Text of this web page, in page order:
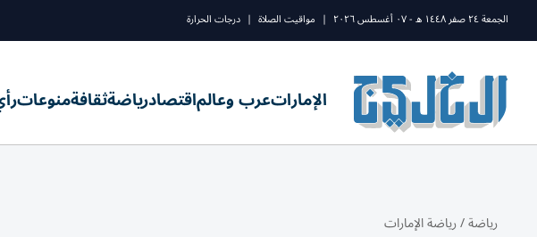
الجمعة ٢٤ صفر ١٤٤٨ ه - ٠٧ أغسطس ٢٠٢٦ | مواقيت الصلاة | درجات الحرارة
الإماراتعرب وعالماقتصادرياضةثقافةمنوعات
رياضة/رياضة الإمارات